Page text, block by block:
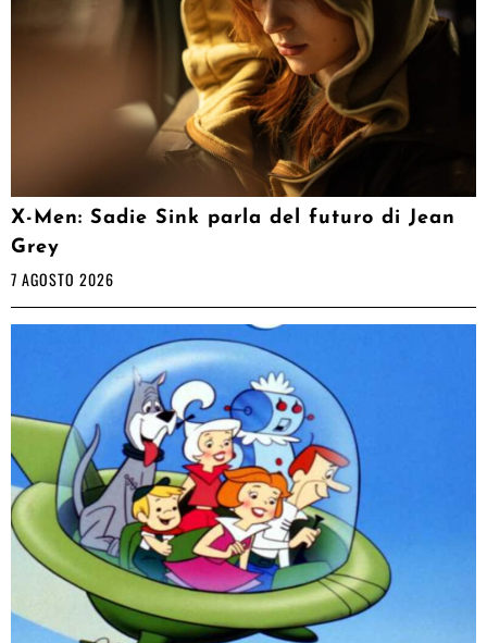
X-Men: Sadie Sink parla del futuro di Jean
Grey
7 AGOSTO 2026